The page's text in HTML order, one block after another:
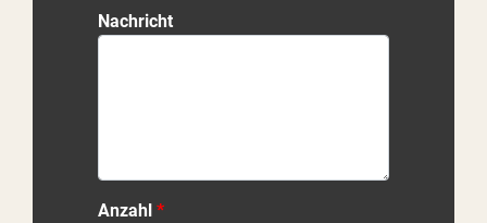
Nachricht
Anzahl